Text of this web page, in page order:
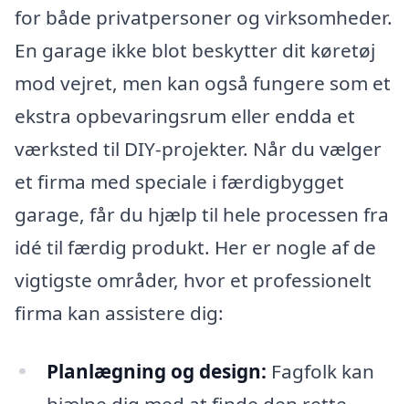
for både privatpersoner og virksomheder.
En garage ikke blot beskytter dit køretøj
mod vejret, men kan også fungere som et
ekstra opbevaringsrum eller endda et
værksted til DIY-projekter. Når du vælger
et firma med speciale i færdigbygget
garage, får du hjælp til hele processen fra
idé til færdig produkt. Her er nogle af de
vigtigste områder, hvor et professionelt
firma kan assistere dig:
Planlægning og design: Fagfolk kan